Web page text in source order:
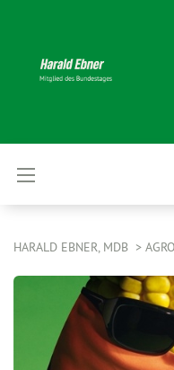
HARALD EBNER, MDB